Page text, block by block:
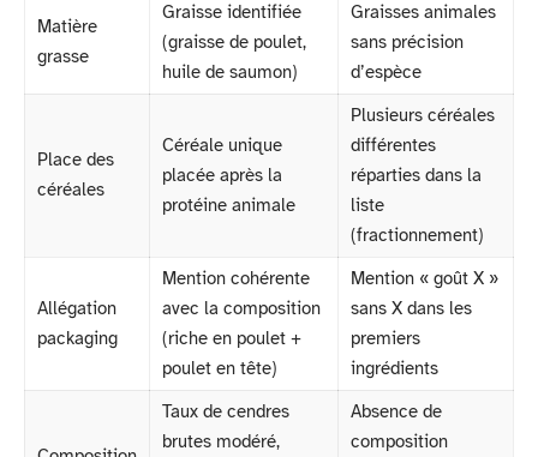
Matière
grasse
Graisse identifiée
(graisse de poulet,
huile de saumon)
Graisses animales
sans précision
d’espèce
Place des
céréales
Céréale unique
placée après la
protéine animale
Plusieurs céréales
différentes
réparties dans la
liste
(fractionnement)
Allégation
packaging
Mention cohérente
avec la composition
(riche en poulet +
poulet en tête)
Mention « goût X »
sans X dans les
premiers
ingrédients
Taux de cendres
brutes modéré,
Absence de
composition